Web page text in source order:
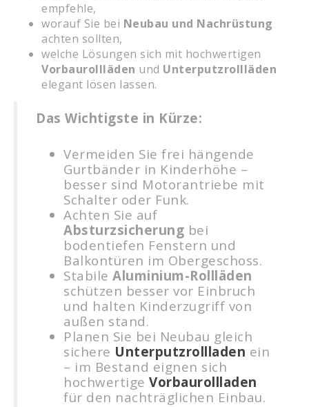
empfehle,
worauf Sie bei Neubau und Nachrüstung
achten sollten,
welche Lösungen sich mit hochwertigen
Vorbaurollläden und Unterputzrollläden
elegant lösen lassen.
Das Wichtigste in Kürze:
Vermeiden Sie frei hängende
Gurtbänder in Kinderhöhe –
besser sind Motorantriebe mit
Schalter oder Funk.
Achten Sie auf
Absturzsicherung bei
bodentiefen Fenstern und
Balkon­türen im Obergeschoss.
Stabile Aluminium-Rollläden
schützen besser vor Einbruch
und halten Kinderzugriff von
außen stand.
Planen Sie bei Neubau gleich
sichere Unterputzrollladen ein
– im Bestand eignen sich
hochwertige Vorbaurollladen
für den nachträglichen Einbau.